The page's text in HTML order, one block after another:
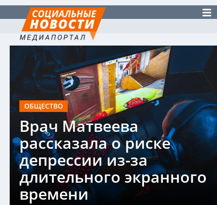
ОБЩЕСТВО
Врач Матвеева
рассказала о риске
депрессии из-за
длительного экранного
времени